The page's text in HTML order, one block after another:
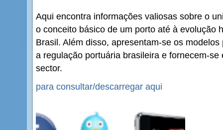
Aqui encontra informações valiosas sobre o
o conceito básico de um porto até à evolução
Brasil. Além disso, apresentam-se os
a regulação portuária brasileira e fornecem-
sector.
para consultar/descarregar aqui